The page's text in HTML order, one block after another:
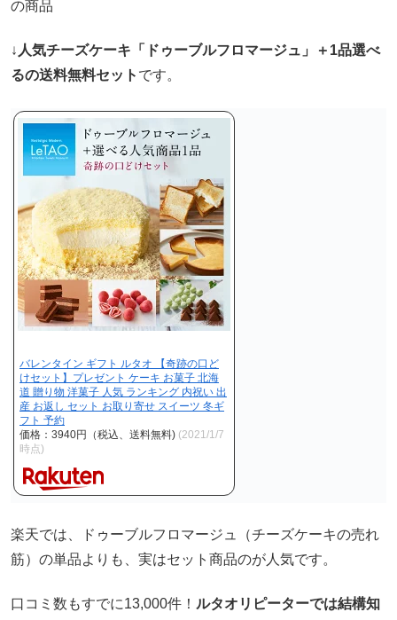
の商品
↓ 人気チーズケーキ「ドゥーブルフロマージュ」＋1品選べ
るの送料無料セット です。
バレンタイン ギフト ルタオ 【奇跡の口ど
けセット】プレゼント ケーキ お菓子 北海
道 贈り物 洋菓子 人気 ランキング 内祝い 出
産 お返し セット お取り寄せ スイーツ 冬ギ
フト 予約
価格：3940円（税込、送料無料) (2021/1/7
時点)
楽天では、ドゥーブルフロマージュ（チーズケーキの売れ
筋）の単品よりも、実はセット商品のが人気です。
口コミ数もすでに13,000件！ ルタオリピーターでは結構知